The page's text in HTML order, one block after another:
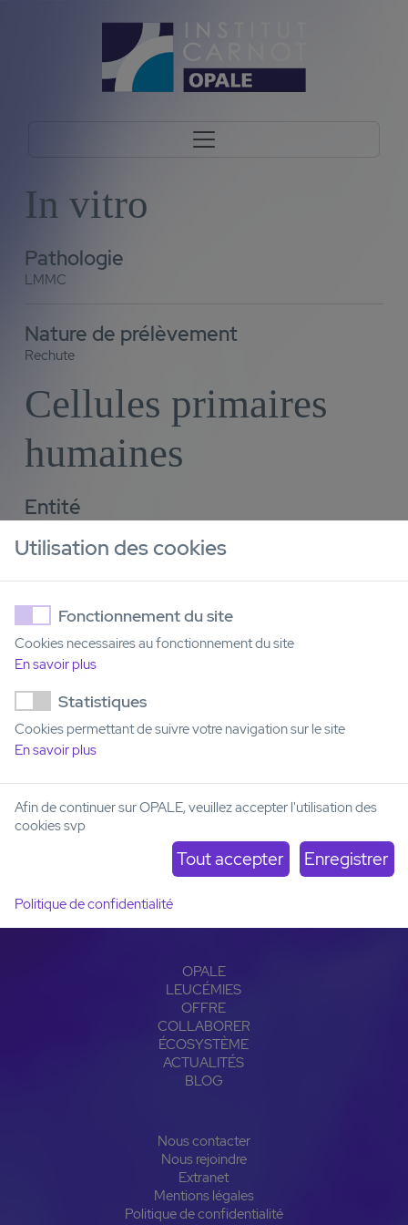
In vitro
Pathologie
LMMC
Nature de prélèvement
Rechute
Cellules primaires
humaines
Entité
Email
patrick.auberger@unice.fr
Institut Carnot OPALE
Institut de Recherche Saint-Louis
Hôpital Saint-Louis
75010 Paris, France
OPALE
LEUCÉMIES
OFFRE
COLLABORER
ÉCOSYSTÈME
ACTUALITÉS
BLOG
Nous contacter
Nous rejoindre
Extranet
Mentions légales
Politique de confidentialité
Utilisation des cookies
Fonctionnement du site
Cookies necessaires au fonctionnement du site
En savoir plus
Statistiques
Cookies permettant de suivre votre navigation sur le site
En savoir plus
Afin de continuer sur OPALE, veuillez accepter l'utilisation des
cookies svp
Politique de confidentialité